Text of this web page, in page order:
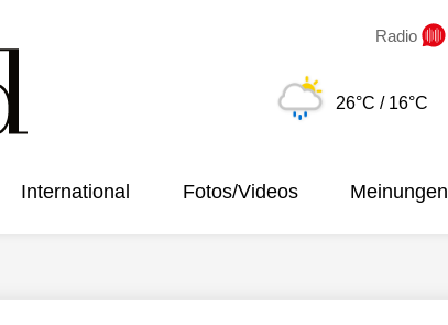
Radio
26°C / 16°C
International Fotos/Videos Meinungen